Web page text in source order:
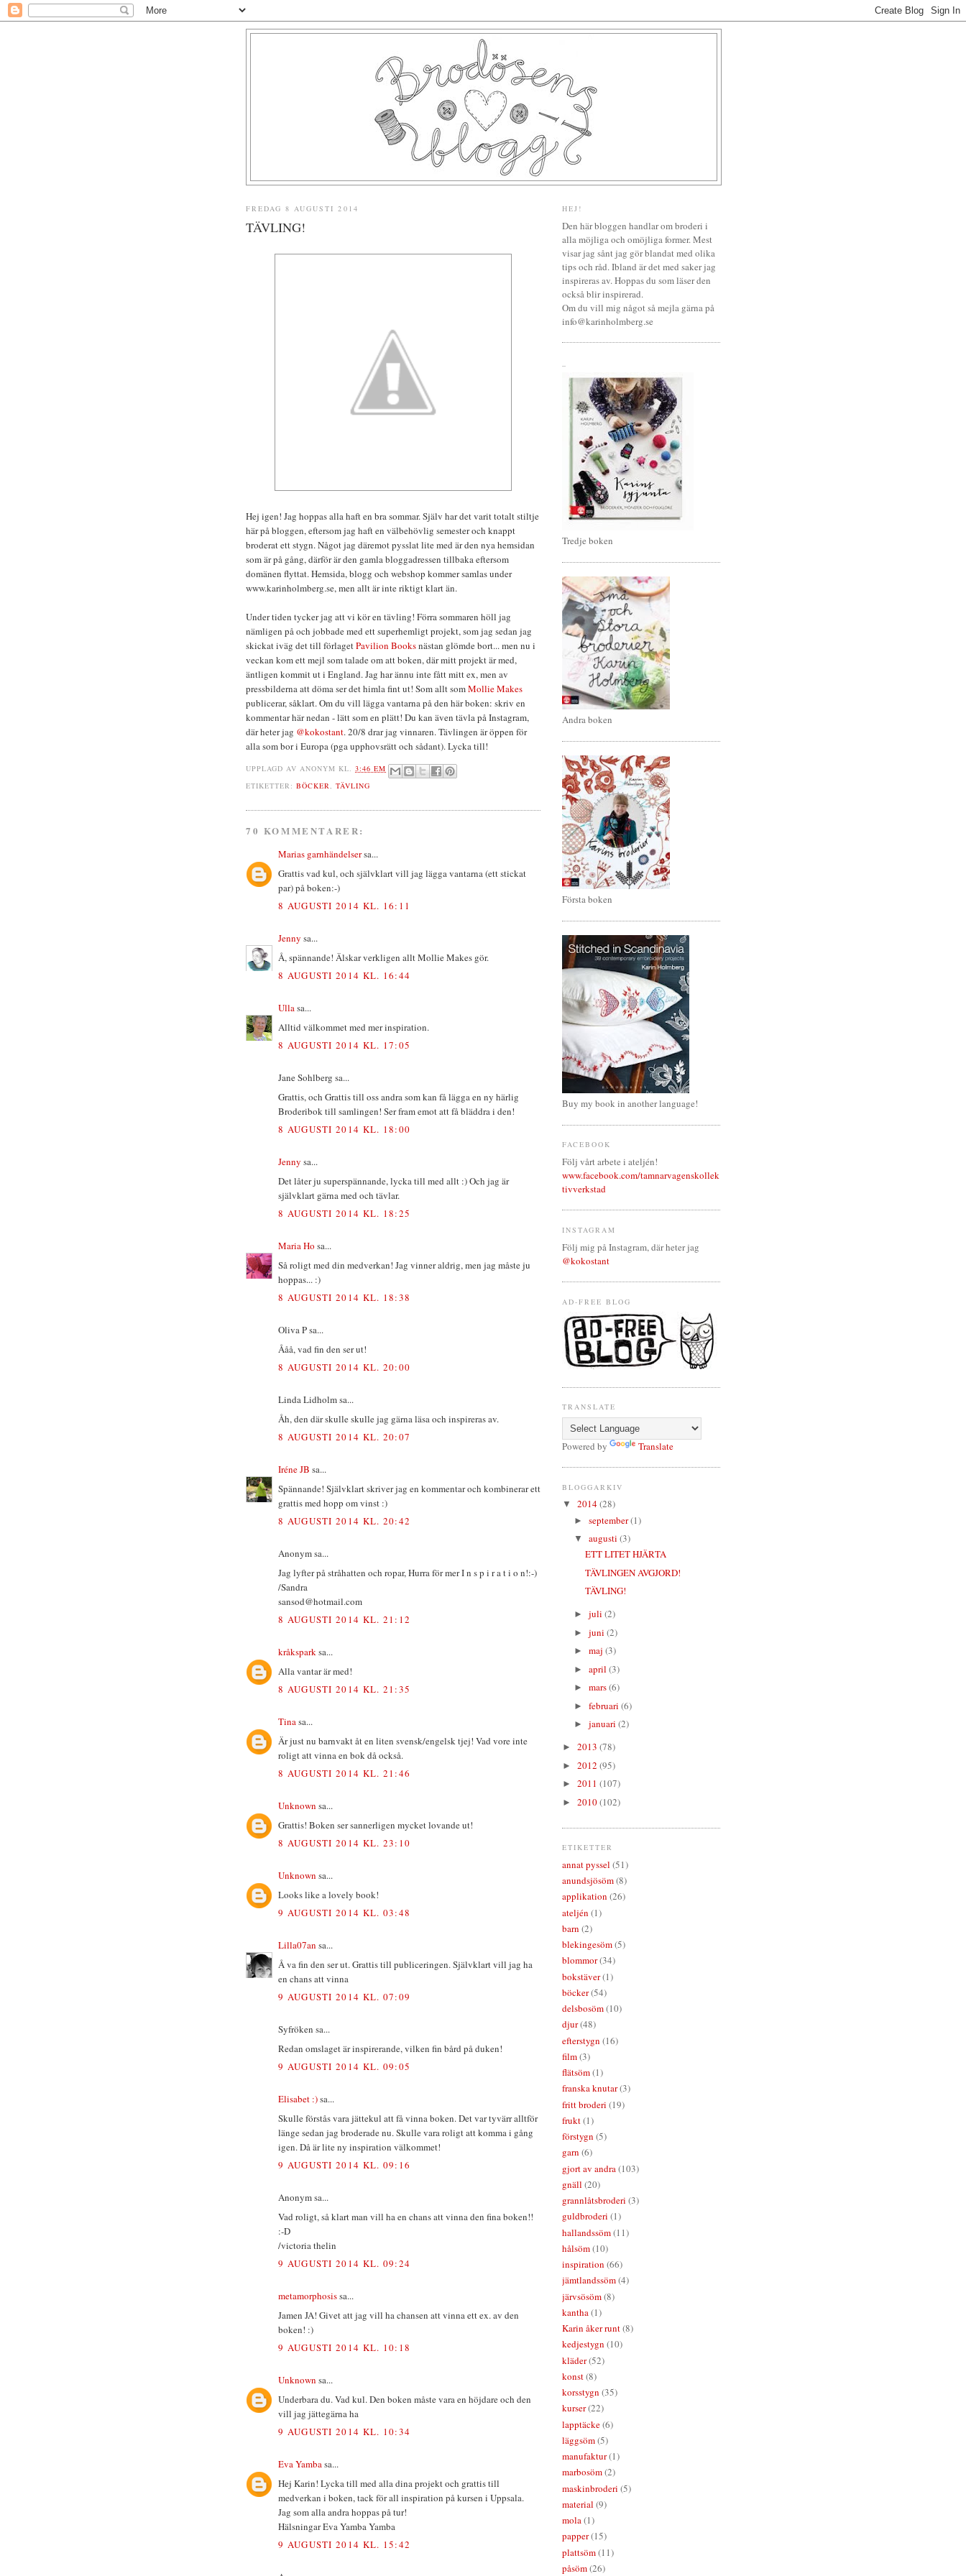
FREDAG 8 AUGUSTI 2014
TÄVLING!
Hej igen! Jag hoppas alla haft en bra sommar. Själv har det varit totalt stiltje
här på bloggen, eftersom jag haft en välbehövlig semester och knappt
broderat ett stygn. Något jag däremot pysslat lite med är den nya hemsidan
som är på gång, därför är den gamla bloggadressen tillbaka eftersom
domänen flyttat. Hemsida, blogg och webshop kommer samlas under
www.karinholmberg.se, men allt är inte riktigt klart än.
Under tiden tycker jag att vi kör en tävling! Förra sommaren höll jag
nämligen på och jobbade med ett superhemligt projekt, som jag sedan jag
skickat iväg det till förlagetPavilion Booksnästan glömde bort... men nu i
veckan kom ett mejl som talade om att boken, där mitt projekt är med,
äntligen kommit ut i England. Jag har ännu inte fått mitt ex, men av
pressbilderna att döma ser det himla fint ut! Som allt somMollie Makes
publicerar, såklart. Om du vill lägga vantarna på den här boken: skriv en
kommentar här nedan - lätt som en plätt! Du kan även tävla på Instagram,
där heter jag @kokostant. 20/8 drar jag vinnaren. Tävlingen är öppen för
alla som bor i Europa (pga upphovsrätt och sådant). Lycka till!
UPPLAGD AVANONYM KL.3:46 EM
ETIKETTER:BÖCKER ,TÄVLING
70 KOMMENTARER:
Marias garnhändelsersa...
Grattis vad kul, och självklart vill jag lägga vantarna (ett stickat
par) på boken:-)
8 AUGUSTI 2014 KL. 16:11
Jenny sa...
Å, spännande! Älskar verkligen allt Mollie Makes gör.
8 AUGUSTI 2014 KL. 16:44
Ullasa...
Alltid välkommet med mer inspiration.
8 AUGUSTI 2014 KL. 17:05
Jane Sohlberg sa...
Grattis, och Grattis till oss andra som kan få lägga en ny härlig
Broderibok till samlingen! Ser fram emot att få bläddra i den!
8 AUGUSTI 2014 KL. 18:00
Jenny sa...
Det låter ju superspännande, lycka till med allt :) Och jag är
självklart gärna med och tävlar.
8 AUGUSTI 2014 KL. 18:25
Maria Ho sa...
Så roligt med din medverkan! Jag vinner aldrig, men jag måste ju
hoppas... :)
8 AUGUSTI 2014 KL. 18:38
Oliva P sa...
Ååå, vad fin den ser ut!
8 AUGUSTI 2014 KL. 20:00
Linda Lidholm sa...
Åh, den där skulle skulle jag gärna läsa och inspireras av.
8 AUGUSTI 2014 KL. 20:07
Iréne JB sa...
Spännande! Självklart skriver jag en kommentar och kombinerar ett
grattis med hopp om vinst :)
8 AUGUSTI 2014 KL. 20:42
Anonym sa...
Jag lyfter på stråhatten och ropar, Hurra för mer I n s p i r a t i o n!:-)
/Sandra
sansod@hotmail.com
8 AUGUSTI 2014 KL. 21:12
kråksparksa...
Alla vantar är med!
8 AUGUSTI 2014 KL. 21:35
Tinasa...
Är just nu barnvakt åt en liten svensk/engelsk tjej! Vad vore inte
roligt att vinna en bok då också.
8 AUGUSTI 2014 KL. 21:46
Unknown sa...
Grattis! Boken ser sannerligen mycket lovande ut!
8 AUGUSTI 2014 KL. 23:10
Unknown sa...
Looks like a lovely book!
9 AUGUSTI 2014 KL. 03:48
Lilla07an sa...
Å va fin den ser ut. Grattis till publiceringen. Självklart vill jag ha
en chans att vinna
9 AUGUSTI 2014 KL. 07:09
Syfröken sa...
Redan omslaget är inspirerande, vilken fin bård på duken!
9 AUGUSTI 2014 KL. 09:05
Elisabet :)sa...
Skulle förstås vara jättekul att få vinna boken. Det var tyvärr alltför
länge sedan jag broderade nu. Skulle vara roligt att komma i gång
igen. Då är lite ny inspiration välkommet!
9 AUGUSTI 2014 KL. 09:16
Anonym sa...
Vad roligt, så klart man vill ha en chans att vinna den fina boken!!
:-D
/victoria thelin
9 AUGUSTI 2014 KL. 09:24
metamorphosissa...
Jamen JA! Givet att jag vill ha chansen att vinna ett ex. av den
boken! :)
9 AUGUSTI 2014 KL. 10:18
Unknown sa...
Underbara du. Vad kul. Den boken måste vara en höjdare och den
vill jag jättegärna ha
9 AUGUSTI 2014 KL. 10:34
Eva Yambasa...
Hej Karin! Lycka till med alla dina projekt och grattis till
medverkan i boken, tack för all inspiration på kursen i Uppsala.
Jag som alla andra hoppas på tur!
Hälsningar Eva Yamba Yamba
9 AUGUSTI 2014 KL. 15:42
HEJ!
Den här bloggen handlar om broderi i
alla möjliga och omöjliga former. Mest
visar jag sånt jag gör blandat med olika
tips och råd. Ibland är det med saker jag
inspireras av. Hoppas du som läser den
också blir inspirerad.
Om du vill mig något så mejla gärna på
info@karinholmberg.se
Tredje boken
Andra boken
Första boken
Buy my book in another language!
FACEBOOK
Följ vårt arbete i ateljén!
www.facebook.com/tamnarvagenskollek
tivverkstad
INSTAGRAM
Följ mig på Instagram, där heter jag
@kokostant
AD-FREE BLOG
TRANSLATE
Powered by Translate
BLOGGARKIV
▼ 2014(28)
► september(1)
▼ augusti (3)
ETT LITET HJÄRTA
TÄVLINGEN AVGJORD!
TÄVLING!
► juli (2)
► juni (2)
► maj (3)
► april (3)
► mars(6)
► februari (6)
► januari (2)
► 2013 (78)
► 2012 (95)
► 2011 (107)
► 2010(102)
ETIKETTER
annat pyssel (51)
anundsjösöm(8)
applikation (26)
ateljén (1)
barn (2)
blekingesöm(5)
blommor(34)
bokstäver(1)
böcker(54)
delsbosöm(10)
djur(48)
efterstygn (16)
film(3)
flätsöm(1)
franska knutar(3)
fritt broderi (19)
frukt(1)
förstygn (5)
garn (6)
gjort av andra(103)
gnäll (20)
grannlåtsbroderi (3)
guldbroderi (1)
hallandssöm(11)
hålsöm(10)
inspiration (66)
jämtlandssöm(4)
järvsösöm(8)
kantha(1)
Karin åker runt(8)
kedjestygn (10)
kläder(52)
konst(8)
korsstygn (35)
kurser(22)
lapptäcke(6)
läggsöm(5)
manufaktur(1)
marbosöm(2)
maskinbroderi (5)
material (9)
mola(1)
papper(15)
plattsöm(11)
påsöm(26)